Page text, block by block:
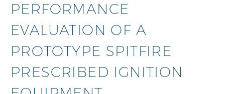
PERFORMANCE
EVALUATION OF A
PROTOTYPE SPITFIRE
PRESCRIBED IGNITION